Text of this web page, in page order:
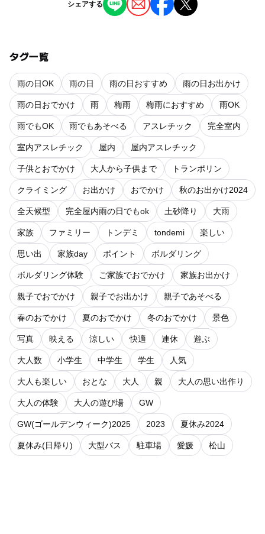
シェアする
タグ一覧
雨の日OK 雨の日 雨の日おすすめ 雨の日お出かけ
雨の日おでかけ 雨 梅雨 梅雨におすすめ 雨OK
雨でもOK 雨でもあそべる アスレチック 完全室内
室内アスレチック 屋内 屋内アスレチック
子供とおでかけ 大人から子供まで トランポリン
クライミング お出かけ おでかけ 秋のお出かけ2024
全天候型 完全屋内雨の日でもok 土砂降り 大雨
家族 ファミリー トンデミ tondemi 楽しい
思い出 家族day ポイント ボルダリング
ボルダリング体験 ご家族でおでかけ 家族お出かけ
親子でおでかけ 親子でお出かけ 親子であそべる
春のおでかけ 夏のおでかけ 冬のおでかけ 景色
写真 映える 涼しい 快適 連休 遊ぶ
大人数 小学生 中学生 学生 人気
大人も楽しい おとな 大人 親 大人の思い出作り
大人の体験 大人の遊び場 GW
GW(ゴールデンウィーク)2025 2023 夏休み2024
夏休み(日帰り) 大型バス 駐車場 愛媛 松山